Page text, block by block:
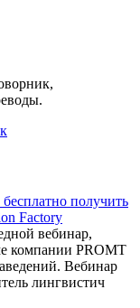
получить
Factory
вебинар,
компании PROMT
Вебинар
лингвистич